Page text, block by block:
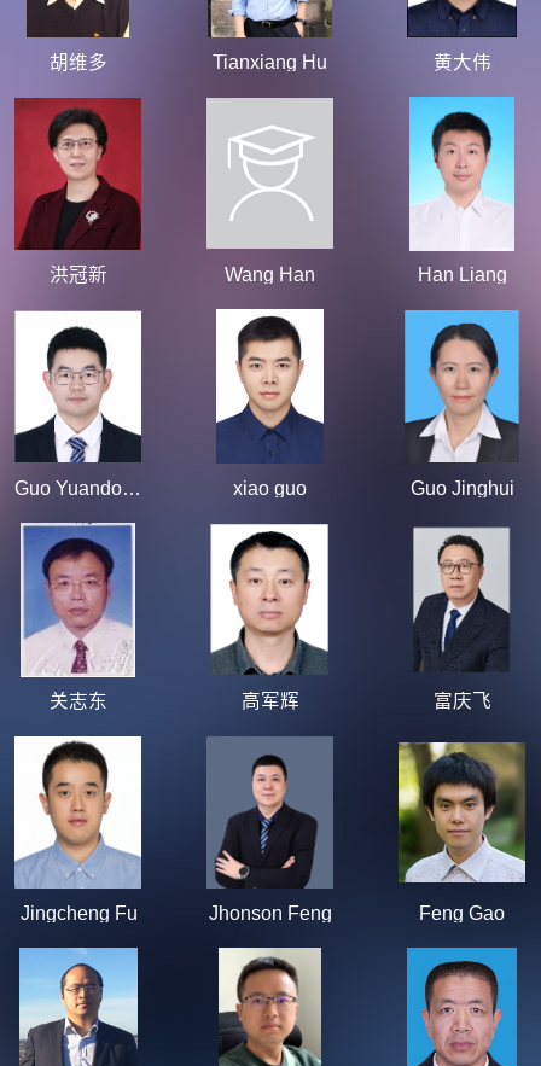
胡维多 Tianxiang Hu 黄大伟
洪冠新 Wang Han Han Liang
Guo Yuandong xiao guo Guo Jinghui
关志东 高军辉 富庆飞
Jingcheng Fu Jhonson Feng Feng Gao